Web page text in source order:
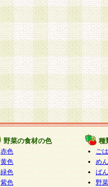
野菜の食材の色
赤色
黄色
緑色
紫色
種
ご
めん
ぱん
野